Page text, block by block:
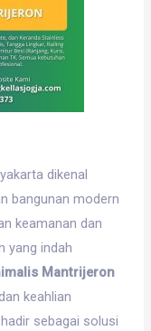
dikenal
bangunan modern
keamanan dan
yang indah
Mantrijeron
keahlian
sebagai solusi